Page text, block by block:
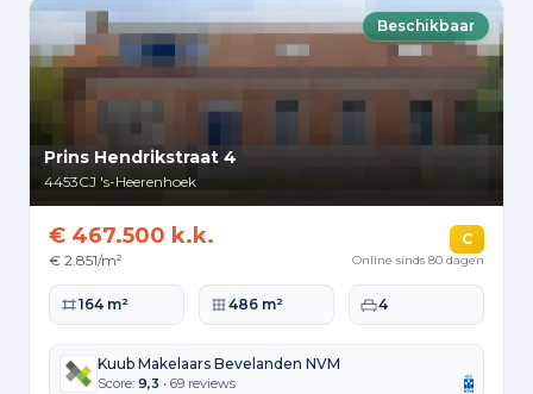
Beschikbaar
Prins Hendrikstraat 4
4453CJ 's-Heerenhoek
€ 467.500 k.k.
€ 2.851/m²
C
Online sinds 80 dagen
Woonoppervlakte
164 m² Perceeloppervlakte
486 m² Slaapkamers
4
Kuub Makelaars Bevelanden NVM
Score: 9,3 • 69 reviews